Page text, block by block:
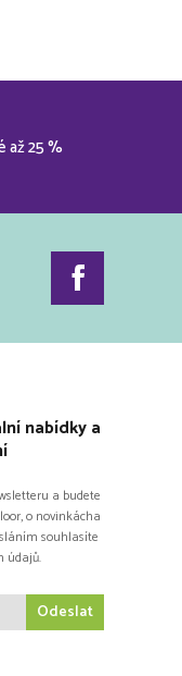
až 25 %
nabídky a
a budete
o novinkácha
souhlasíte
údajů.
Odeslat